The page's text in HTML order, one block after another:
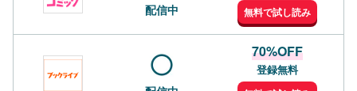
配信中 無料で試し読み
70%OFF
登録無料